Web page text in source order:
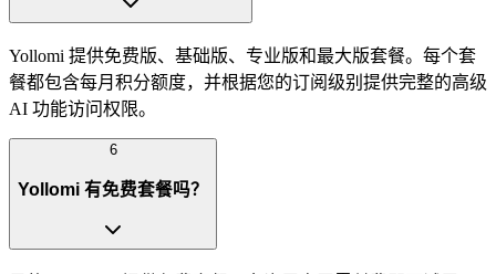
Yollomi 提供免费版、基础版、专业版和最大版套餐。每个套
餐都包含每月积分额度，并根据您的订阅级别提供完整的高级
AI 功能访问权限。
6
Yollomi 有免费套餐吗？